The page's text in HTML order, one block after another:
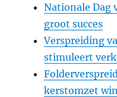
Nationale Dag
groot succes
Verspreiding
stimuleert
kerstomzet